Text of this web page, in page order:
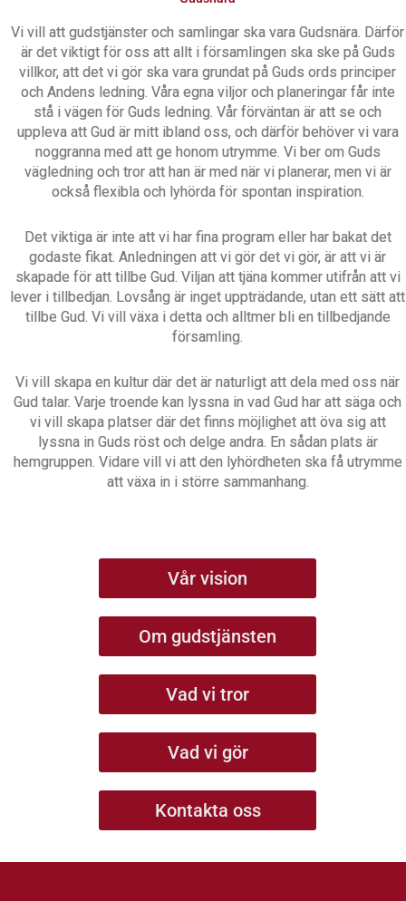
Vi vill att gudstjänster och samlingar ska vara Gudsnära. Därför
är det viktigt för oss att allt i församlingen ska ske på Guds
villkor, att det vi gör ska vara grundat på Guds ords principer
och Andens ledning. Våra egna viljor och planeringar får inte
stå i vägen för Guds ledning. Vår förväntan är att se och
uppleva att Gud är mitt ibland oss, och därför behöver vi vara
noggranna med att ge honom utrymme. Vi ber om Guds
vägledning och tror att han är med när vi planerar, men vi är
också flexibla och lyhörda för spontan inspiration.
Det viktiga är inte att vi har fina program eller har bakat det
godaste fikat. Anledningen att vi gör det vi gör, är att vi är
skapade för att tillbe Gud. Viljan att tjäna kommer utifrån att vi
lever i tillbedjan. Lovsång är inget uppträdande, utan ett sätt att
tillbe Gud. Vi vill växa i detta och alltmer bli en tillbedjande
församling.
Vi vill skapa en kultur där det är naturligt att dela med oss när
Gud talar. Varje troende kan lyssna in vad Gud har att säga och
vi vill skapa platser där det finns möjlighet att öva sig att
lyssna in Guds röst och delge andra. En sådan plats är
hemgruppen. Vidare vill vi att den lyhördheten ska få utrymme
att växa in i större sammanhang.
Vår vision
Om gudstjänsten
Vad vi tror
Vad vi gör
Kontakta oss